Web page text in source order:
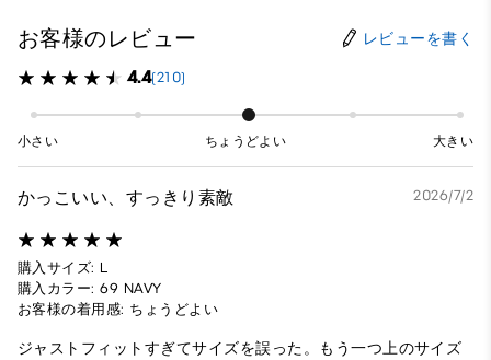
お客様のレビュー レビューを書く
4.4(210)
小さい ちょうどよい 大きい
かっこいい、すっきり素敵 2026/7/2
購入サイズ: L
購入カラー: 69 NAVY
お客様の着用感: ちょうどよい
ジャストフィットすぎてサイズを誤った。もう一つ上のサイズ